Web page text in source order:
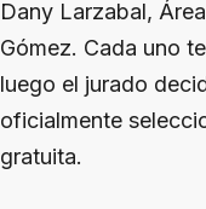
Dany Larzabal,
Gómez. Cada uno
luego el jurado
oficialmente
gratuita.